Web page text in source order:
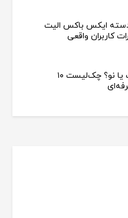
ایکس باکس الیت
لپ‌تاپ استوک یا نو؟ چک‌لیست ۱۰